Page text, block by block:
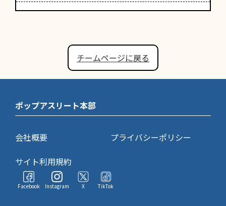
チームページに戻る
ポップアスリート本部
会社概要
プライバシーポリシー
サイト利用規約
Facebook Instagram X TikTok